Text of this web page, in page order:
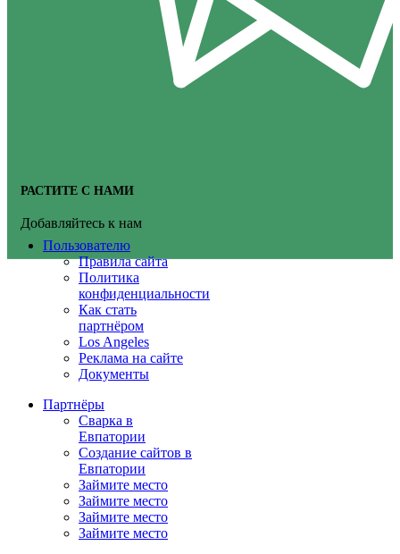
РАСТИТЕ С НАМИ
Добавляйтесь к нам
Пользователю
Правила сайта
Политика
конфиденциальности
Как стать
партнёром
Los Angeles
Реклама на сайте
Документы
Партнёры
Сварка в
Евпатории
Создание сайтов в
Евпатории
Займите место
Займите место
Займите место
Займите место